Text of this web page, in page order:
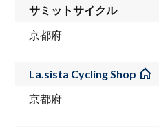
サミットサイクル
京都府
La.sista Cycling Shop
京都府